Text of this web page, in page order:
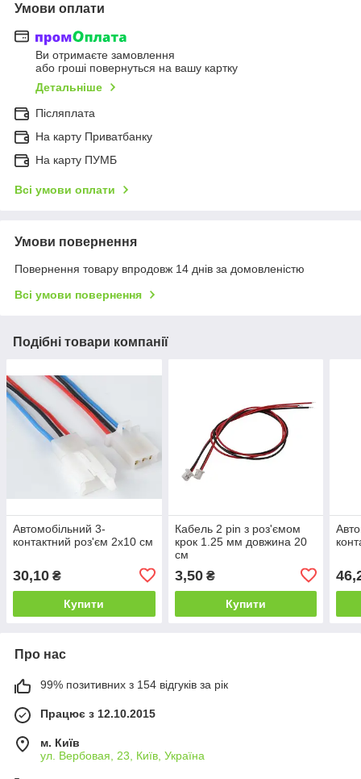
Умови оплати
Ви отримаєте замовлення
або гроші повернуться на вашу картку
Детальніше
Післяплата
На карту Приватбанку
На карту ПУМБ
Всі умови оплати
Умови повернення
Повернення товару впродовж 14 днів за домовленістю
Всі умови повернення
Подібні товари компанії
Автомобільний 3-
контактний роз'єм 2х10 см
30,10 ₴
Купити
Кабель 2 pin з роз'ємом
крок 1.25 мм довжина 20
см
3,50₴
Купити
Про нас
99% позитивних з 154 відгуків за рік
Працює з 12.10.2015
м. Київ
ул. Вербовая, 23, Київ, Україна